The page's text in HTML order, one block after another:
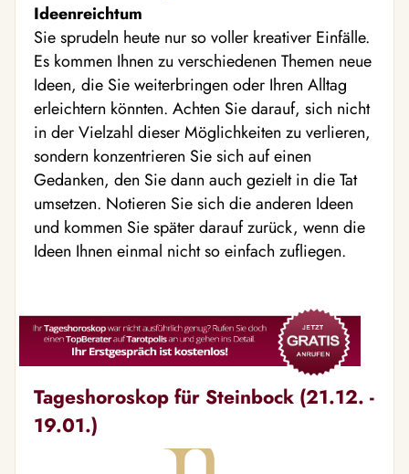
Ideenreichtum
Sie sprudeln heute nur so voller kreativer Einfälle.
Es kommen Ihnen zu verschiedenen Themen neue
Ideen, die Sie weiterbringen oder Ihren Alltag
erleichtern könnten. Achten Sie darauf, sich nicht
in der Vielzahl dieser Möglichkeiten zu verlieren,
sondern konzentrieren Sie sich auf einen
Gedanken, den Sie dann auch gezielt in die Tat
umsetzen. Notieren Sie sich die anderen Ideen
und kommen Sie später darauf zurück, wenn die
Ideen Ihnen einmal nicht so einfach zufliegen.
Tageshoroskop für Steinbock (21.12. -
19.01.)